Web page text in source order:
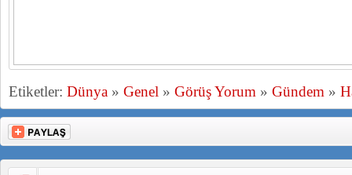
Etiketler: Dünya » Genel » Görüş Yorum » Gündem »